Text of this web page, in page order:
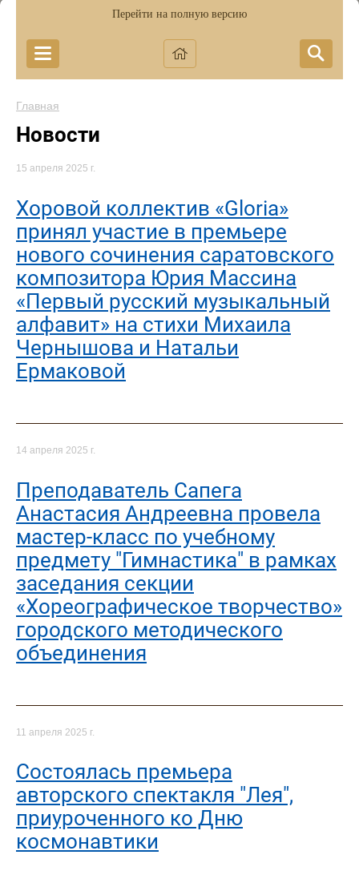
Перейти на полную версию
Главная
Новости
15 апреля 2025 г.
Хоровой коллектив «Gloria»
принял участие в премьере
нового сочинения саратовского
композитора Юрия Массина
«Первый русский музыкальный
алфавит» на стихи Михаила
Чернышова и Натальи
Ермаковой
14 апреля 2025 г.
Преподаватель Сапега
Анастасия Андреевна провела
мастер-класс по учебному
предмету "Гимнастика" в рамках
заседания секции
«Хореографическое творчество»
городского методического
объединения
11 апреля 2025 г.
Cостоялась премьера
авторского спектакля "Лея",
приуроченного ко Дню
космонавтики